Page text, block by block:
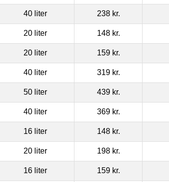
40 liter 238 kr.
20 liter 148 kr.
20 liter 159 kr.
40 liter 319 kr.
50 liter 439 kr.
40 liter 369 kr.
16 liter 148 kr.
20 liter 198 kr.
16 liter 159 kr.